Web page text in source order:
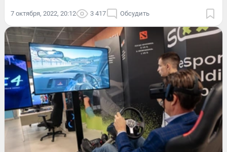
7 октября, 2022, 20:12 3 417 Обсудить